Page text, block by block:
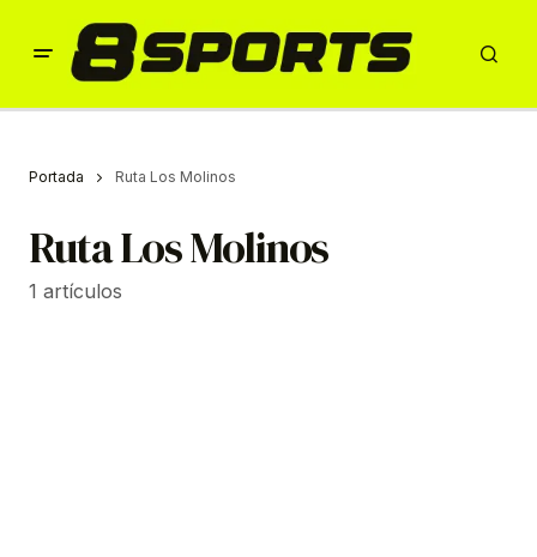
Portada Ruta Los Molinos
Ruta Los Molinos
1 artículos